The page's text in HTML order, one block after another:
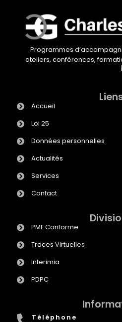
Programmes
ateliers, conférences,
Accueil
Loi 25
Données personnelles
Actualités
Services
Contact
PME Conforme
Traces Virtuelles
Interimia
PDPC
Téléphone